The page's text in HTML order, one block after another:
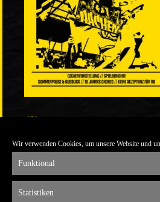
Wir verwenden Cookies, um unsere Website und
Funktional
Statistiken
ULTRABLOG DER YELLOW
ALEMANNIA VERKAUFT MAN NICHT
ARCHIV